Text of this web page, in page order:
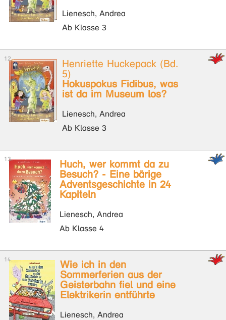
Lienesch, Andrea
Ab Klasse 3
Henriette Huckepack (Bd.
5)
Hokuspokus Fidibus, was
ist da im Museum los?
Lienesch, Andrea
Ab Klasse 3
Huch, wer kommt da zu
Besuch? - Eine bärige
Adventsgeschichte in 24
Kapiteln
Lienesch, Andrea
Ab Klasse 4
Wie ich in den
Sommerferien aus der
Geisterbahn fiel und eine
Elektrikerin entführte
Lienesch, Andrea